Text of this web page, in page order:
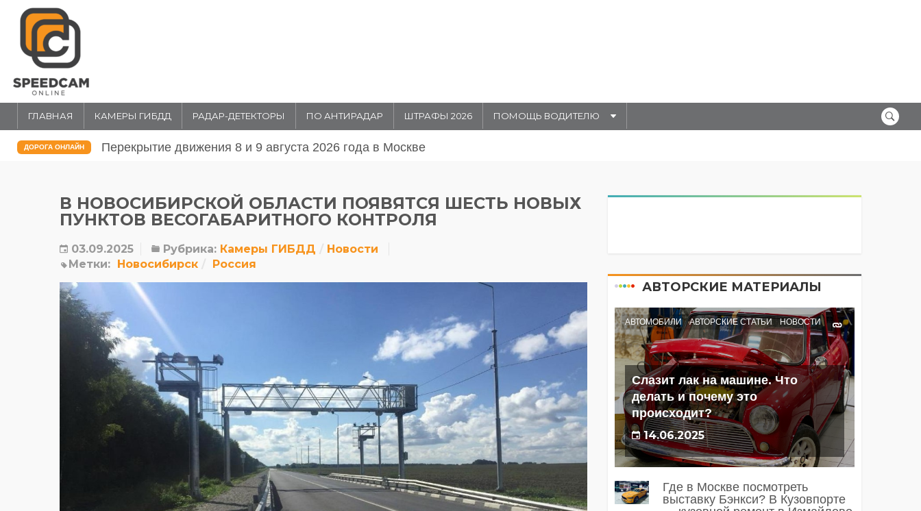
ГЛАВНАЯ КАМЕРЫ ГИБДД РАДАР-ДЕТЕКТОРЫ ПО АНТИРАДАР ШТРАФЫ 2026 ПОМОЩЬ ВОДИТЕЛЮ
ДОРОГА ОНЛАЙН Перекрытие движения 31 июля и 1 августа 20026 года в Москве
В НОВОСИБИРСКОЙ ОБЛАСТИ ПОЯВЯТСЯ ШЕСТЬ НОВЫХ
ПУНКТОВ ВЕСОГАБАРИТНОГО КОНТРОЛЯ
03.09.2025 Рубрика: Камеры ГИБДД
Новости
Метки: Новосибирск Россия
АВТОРСКИЕ МАТЕРИАЛЫ
АВТОМОБИЛИ АВТОРСКИЕ СТАТЬИ НОВОСТИ
Слазит лак на машине. Что
делать и почему это
происходит?
14.06.2025
Где в Москве посмотреть
выставку Бэнкси? В Кузовпорте